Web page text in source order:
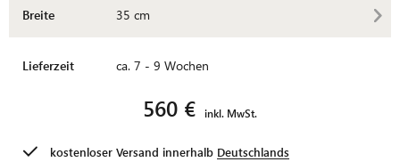
Breite 35 cm
Lieferzeit ca. 7 - 9 Wochen
560 € inkl. MwSt.
kostenloser Versand innerhalb Deutschlands